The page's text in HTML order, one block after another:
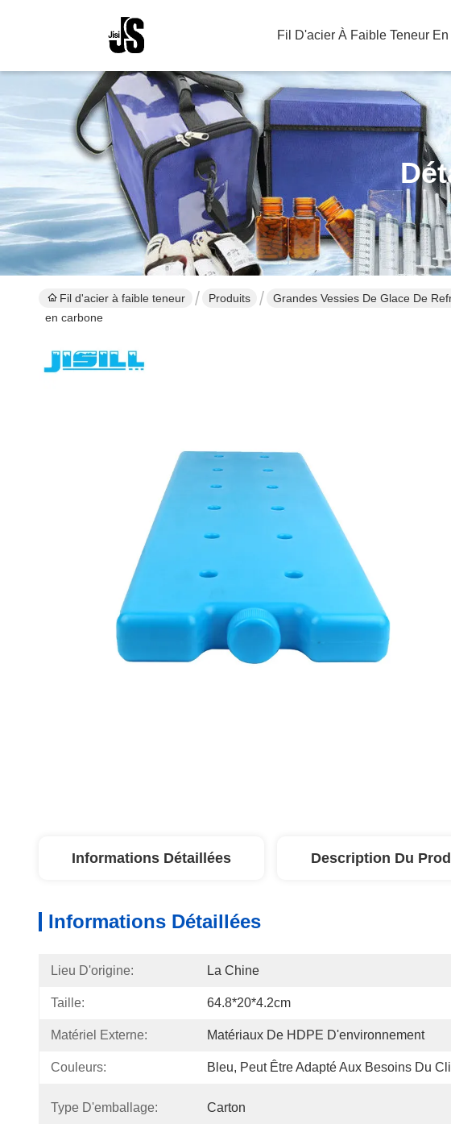
Fil D'acier À Faible Teneur
Fil d'acier à faible teneur
en carbone
Produits Grandes Vessies De Glace De
Informations Détaillées Description Du
Informations Détaillées
Lieu D'origine: La Chine
Taille: 64.8*20*4.2cm
Matériel Externe: Matériaux De HDPE D'environnement
Couleurs: Bleu, Peut Être Adapté Aux Besoins Du
Type D'emballage: Carton